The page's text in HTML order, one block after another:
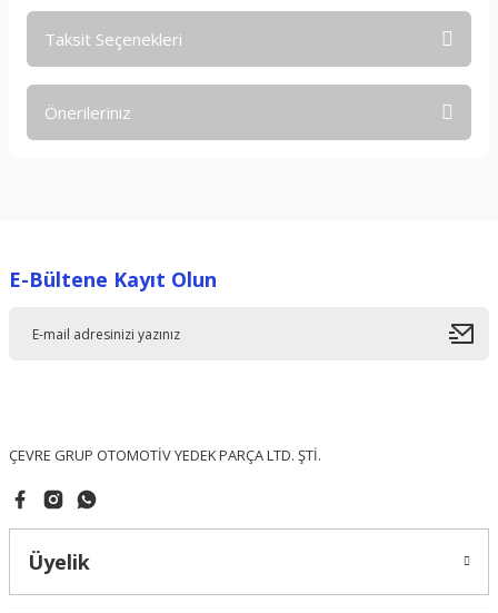
Taksit Seçenekleri
Önerileriniz
Ürün resmi kalitesiz, bozuk veya görüntülenemiyor.
E-Bültene Kayıt Olun
ÇEVRE GRUP OTOMOTİV YEDEK PARÇA LTD. ŞTİ.
Üyelik